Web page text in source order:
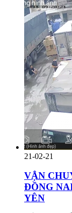
21-02-21
VẬN
ĐỒNG
YÊN